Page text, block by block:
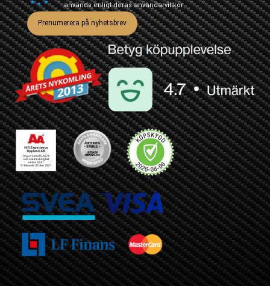
används enligt derasanvändarvillkor
Prenumerera på nyhetsbrev